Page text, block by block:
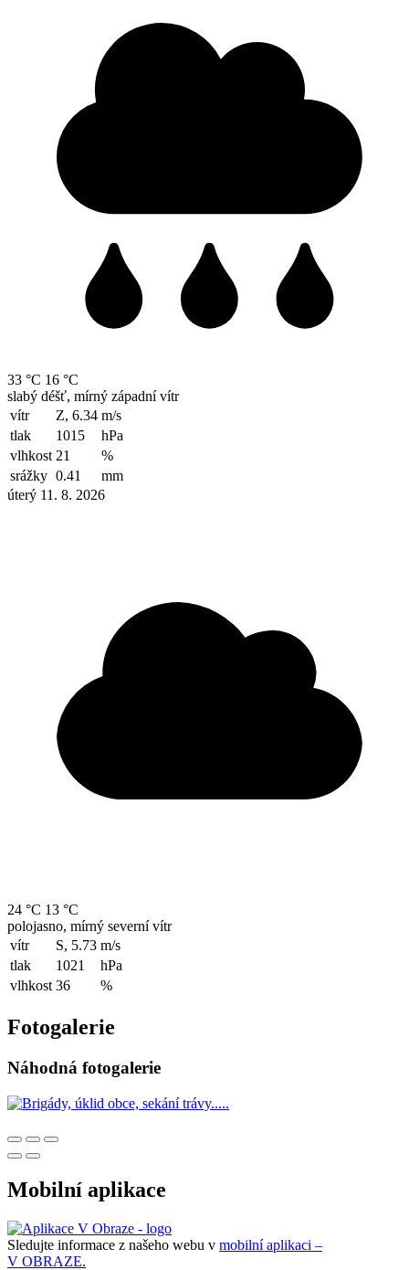
33 °C 16 °C
slabý déšť, mírný západní vítr
vítr
Z, 6.34 m/s
tlak
1015
hPa
vlhkost 21
%
srážky 0.41
mm
úterý 11. 8. 2026
24 °C 13 °C
polojasno, mírný severní vítr
vítr
S, 5.73 m/s
tlak
1021
hPa
vlhkost 36 %
Fotogalerie
Náhodná fotogalerie
Mobilní aplikace
Sledujte informace z našeho webu v mobilní aplikaci –
V OBRAZE.